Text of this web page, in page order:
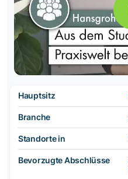
Hauptsitz
Branche
Standorte in
Bevorzugte Abschlüsse